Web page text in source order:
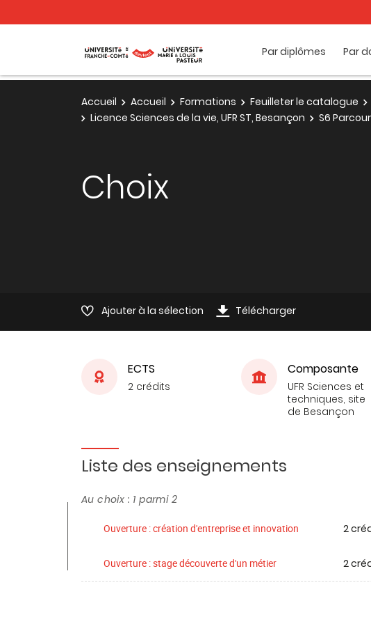
Par diplômes Par
Accueil Accueil Formations Feuilleter le catalogue
Licence Sciences de la vie, UFR ST, Besançon
S6
Choix
Ajouter à la sélection Télécharger
ECTS
2 crédits
Composante
UFR Sciences et
techniques, site
de Besançon
Liste des enseignements
Au choix : 1 parmi 2
Ouverture : création d'entreprise et innovation 2
Ouverture : stage découverte d'un métier 2